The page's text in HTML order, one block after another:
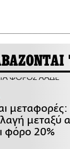
μεταξύ
φόρο 20%